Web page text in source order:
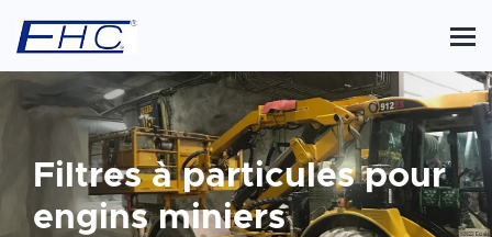
Filtres à particules pour
engins miniers